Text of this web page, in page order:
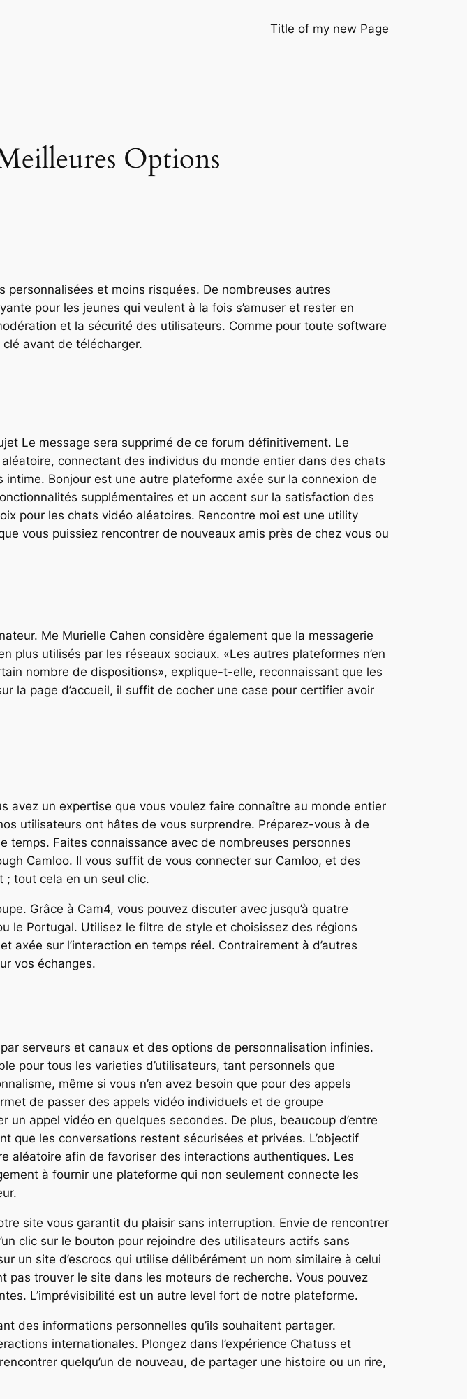
Title of my new Page
Options
et moins risquées. De nombreuses autres
pour les jeunes qui veulent à la fois s’amuser et rester en
et la sécurité des utilisateurs. Comme pour toute software
clé avant de télécharger.
Le message sera supprimé de ce forum définitivement. Le
connectant des individus du monde entier dans des chats
Bonjour est une autre plateforme axée sur la connexion de
supplémentaires et un accent sur la satisfaction des
pour les chats vidéo aléatoires. Rencontre moi est une utility
vous puissiez rencontrer de nouveaux amis près de chez vous ou
Me Murielle Cahen considère également que la messagerie
plus utilisés par les réseaux sociaux. «Les autres plateformes n’en
nombre de dispositions», explique-t-elle, reconnaissant que les
la page d’accueil, il suffit de cocher une case pour certifier avoir
avez un expertise que vous voulez faire connaître au monde entier
utilisateurs ont hâtes de vous surprendre. Préparez-vous à de
Faites connaissance avec de nombreuses personnes
Camloo. Il vous suffit de vous connecter sur Camloo, et des
; tout cela en un seul clic.
Grâce à Cam4, vous pouvez discuter avec jusqu’à quatre
le Portugal. Utilisez le filtre de style et choisissez des régions
sur l’interaction en temps réel. Contrairement à d’autres
vos échanges.
serveurs et canaux et des options de personnalisation infinies.
pour tous les varieties d’utilisateurs, tant personnels que
même si vous n’en avez besoin que pour des appels
de passer des appels vidéo individuels et de groupe
appel vidéo en quelques secondes. De plus, beaucoup d’entre
les conversations restent sécurisées et privées. L’objectif
aléatoire afin de favoriser des interactions authentiques. Les
à fournir une plateforme qui non seulement connecte les
site vous garantit du plaisir sans interruption. Envie de rencontrer
clic sur le bouton pour rejoindre des utilisateurs actifs sans
un site d’escrocs qui utilise délibérément un nom similaire à celui
trouver le site dans les moteurs de recherche. Vous pouvez
L’imprévisibilité est un autre level fort de notre plateforme.
des informations personnelles qu’ils souhaitent partager.
internationales. Plongez dans l’expérience Chatuss et
quelqu’un de nouveau, de partager une histoire ou un rire,